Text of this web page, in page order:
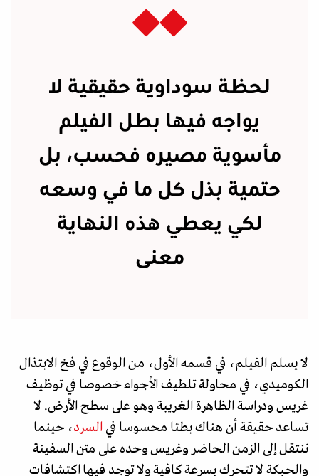
لحظة سوداوية حقيقية لا
يواجه فيها بطل الفيلم
مأسوية مصيره فحسب، بل
حتمية بذل كل ما في وسعه
لكي يعطي هذه النهاية
معنى
لا يسلم الفيلم، في قسمه الأول، من الوقوع في فخ الابتذال
الكوميدي، في محاولة تلطيف الأجواء خصوصا في توظيف
غريس ودراسة الظاهرة الغريبة وهو على سطح الأرض. لا
تساعد حقيقة أن هناك بطئا محسوسا في السرد، حينما
ننتقل إلى الزمن الحاضر وغريس وحده على متن السفينة
والحبكة لا تتحرك بسرعة كافية ولا توجد فيها اكتشافات